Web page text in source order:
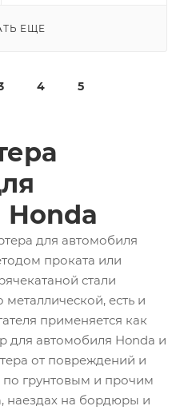
ЕЩЕ
4 5
Honda
для автомобиля
проката или
стали
есть и
применяется как
для автомобиля Honda и
от повреждений и
грунтовым и прочим
наездах на бордюры и